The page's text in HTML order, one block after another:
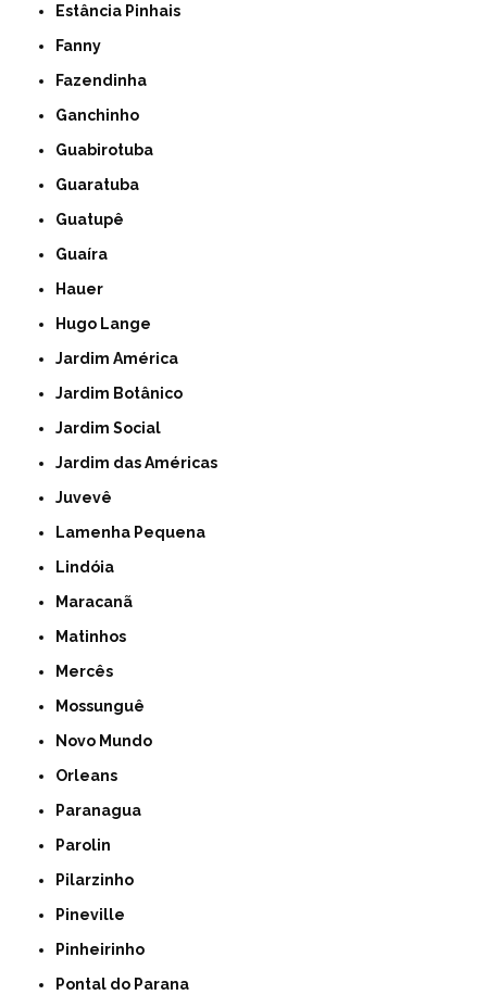
Estância Pinhais
Fanny
Fazendinha
Ganchinho
Guabirotuba
Guaratuba
Guatupê
Guaíra
Hauer
Hugo Lange
Jardim América
Jardim Botânico
Jardim Social
Jardim das Américas
Juvevê
Lamenha Pequena
Lindóia
Maracanã
Matinhos
Mercês
Mossunguê
Novo Mundo
Orleans
Paranagua
Parolin
Pilarzinho
Pineville
Pinheirinho
Pontal do Parana